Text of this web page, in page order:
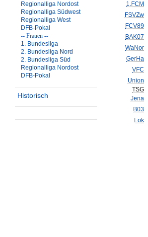
Regionalliga Nordost
Regionalliga Südwest
Regionalliga West
DFB-Pokal
-- Frauen --
1. Bundesliga
2. Bundesliga Nord
2. Bundesliga Süd
Regionalliga Nordost
DFB-Pokal
Historisch
1.FCM
FSVZw
FCV89
BAK07
WaNor
GerHa
VFC
Union
TSG
Jena
B03
Lok